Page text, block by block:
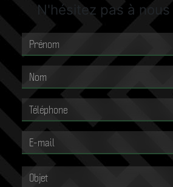
N'hésitez pas à